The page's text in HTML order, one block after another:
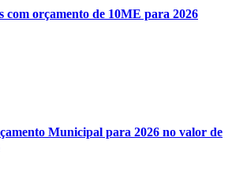
com orçamento de 10ME para 2026
Municipal para 2026 no valor de